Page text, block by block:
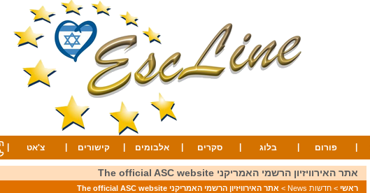
פורום בלוג סקרים אלבומים קישורים צ'אט
אתר האירוויזיון הרשמי האמריקני The official ASC website
ראשי > חדשות News > אתר האירוויזיון הרשמי האמריקני The official ASC website